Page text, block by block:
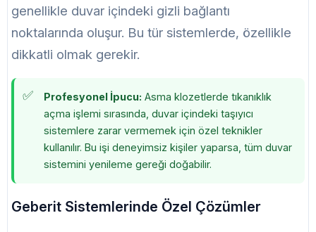
genellikle duvar içindeki gizli bağlantı
noktalarında oluşur. Bu tür sistemlerde, özellikle
dikkatli olmak gerekir.
Profesyonel İpucu: Asma klozetlerde tıkanıklık
açma işlemi sırasında, duvar içindeki taşıyıcı
sistemlere zarar vermemek için özel teknikler
kullanılır. Bu işi deneyimsiz kişiler yaparsa, tüm duvar
sistemini yenileme gereği doğabilir.
Geberit Sistemlerinde Özel Çözümler